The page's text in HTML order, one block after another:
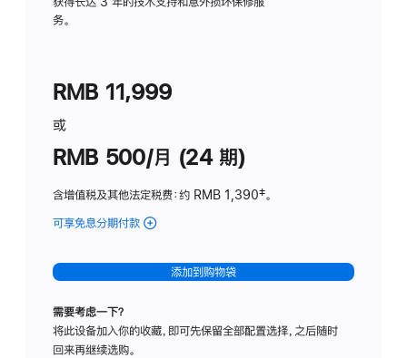
务。
RMB 11,999
或
RMB 500/月 (24 期)
含增值税及其他法定税费：约 RMB 1,390脚
‡。
可享免息分期付款 (Studio
-
标
璃
添加到购物袋
需要考虑一下？
将此设备加入你的收藏，即可先保留全部配置选择，之后随时
回来再继续选购。